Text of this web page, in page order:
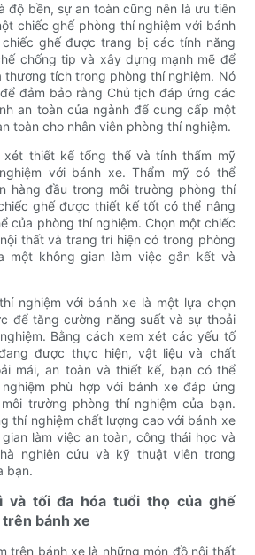
độ bền, sự an toàn cũng nên là ưu tiên
chiếc ghế phòng thí nghiệm với bánh
ghế được trang bị các tính năng
chống tip và xây dựng mạnh mẽ để
thương tích trong phòng thí nghiệm. Nó
đảm bảo rằng Chủ tịch đáp ứng các
an toàn của ngành để cung cấp một
toàn cho nhân viên phòng thí nghiệm.
xét thiết kế tổng thể và tính thẩm mỹ
với bánh xe. Thẩm mỹ có thể
hàng đầu trong môi trường phòng thí
ghế được thiết kế tốt có thể nâng
của phòng thí nghiệm. Chọn một chiếc
thất và trang trí hiện có trong phòng
một không gian làm việc gắn kết và
nghiệm với bánh xe là một lựa chọn
để tăng cường năng suất và sự thoải
Bằng cách xem xét các yếu tố
được thực hiện, vật liệu và chất
mái, an toàn và thiết kế, bạn có thể
phù hợp với bánh xe đáp ứng
trường phòng thí nghiệm của bạn.
thí nghiệm chất lượng cao với bánh xe
làm việc an toàn, công thái học và
nghiên cứu và kỹ thuật viên trong
bạn.
tối đa hóa tuổi thọ của ghế
bánh xe
trên bánh xe là những món đồ nội thất